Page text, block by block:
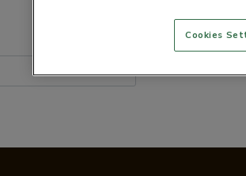
Cookies